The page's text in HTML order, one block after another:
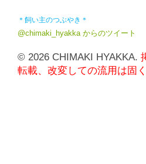
＊飼い主のつぶやき＊
@chimaki_hyakka からのツイート
© 2026 CHIMAKI HYAKKA.
転載、改変しての流用は固